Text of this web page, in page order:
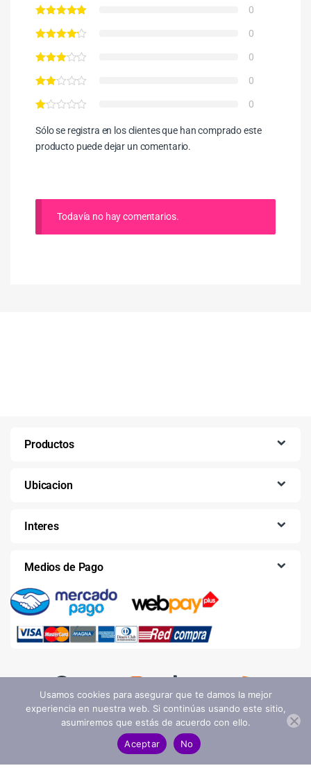
0
0
0
0
0
Sólo se registra en los clientes que han comprado este
producto puede dejar un comentario.
Todavía no hay comentarios.
Productos
Ubicacion
Interes
Medios de Pago
Usamos cookies para asegurar que te damos la mejor
experiencia en nuestra web. Si continúas usando este sitio,
asumiremos que estás de acuerdo con ello.
Aceptar
No